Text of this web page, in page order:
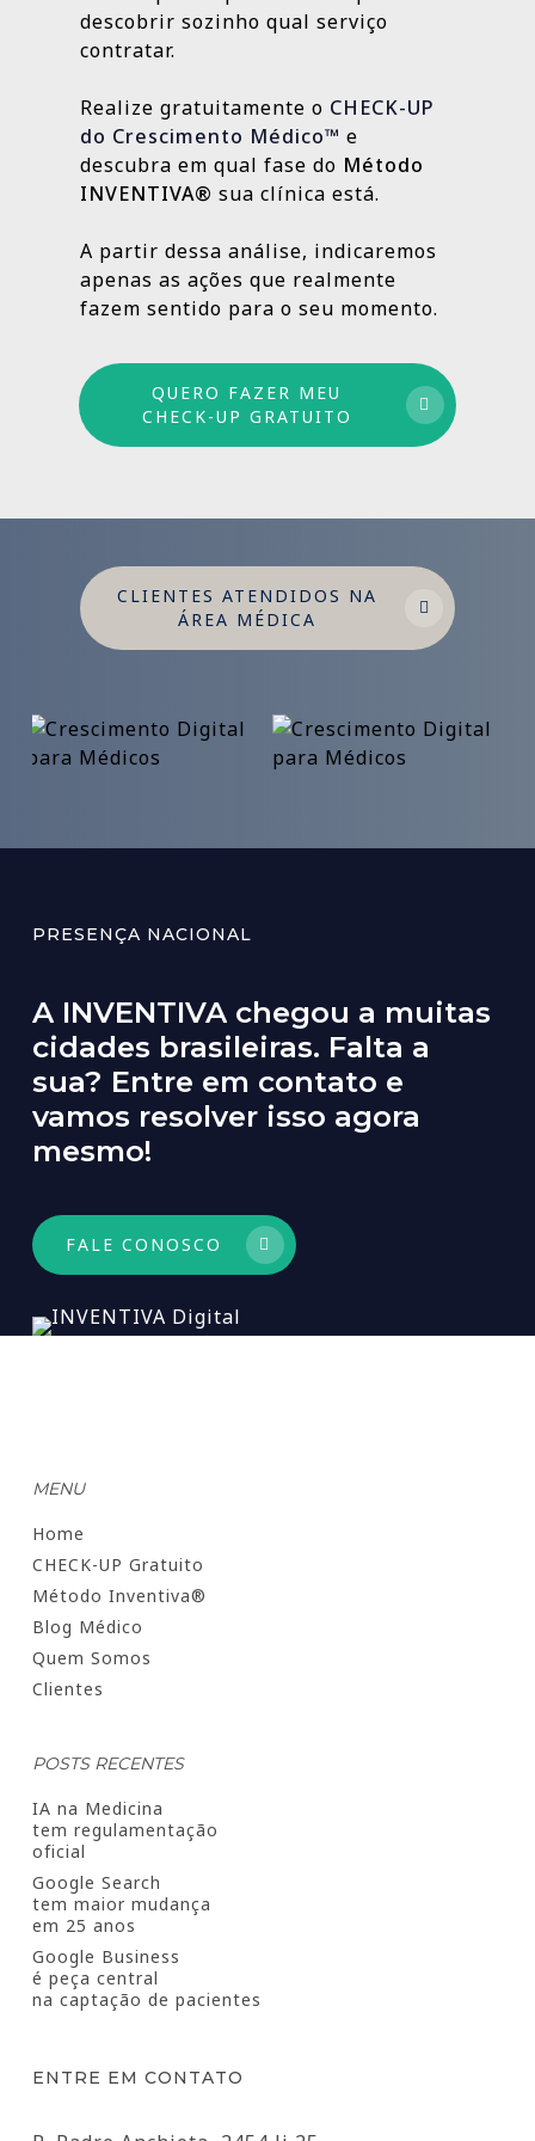
Fazer meu CHECK-UP Gratuito
resultados e aprimorando o que ainda
pode crescer.
Outras, como SEO Médico, Gestão do Blog e
construção de autoridade digital, são
resultados sólidos e duradouros ao longo
do tempo.
Por isso trabalhamos com um método
médio e longo prazo para garantir
crescimento sustentável.
descobrir sozinho qual serviço
contratar.
Realize gratuitamente o CHECK-UP
do Crescimento Médico™ e
descubra em qual fase do Método
INVENTIVA® sua clínica está.
A partir dessa análise, indicaremos
apenas as ações que realmente
fazem sentido para o seu momento.
QUERO FAZER MEU
CHECK-UP GRATUITO
CLIENTES ATENDIDOS NA
ÁREA MÉDICA
PRESENÇA NACIONAL
A INVENTIVA chegou a muitas
cidades brasileiras. Falta a
sua? Entre em contato e
vamos resolver isso agora
mesmo!
FALE CONOSCO
MENU
Home
CHECK-UP Gratuito
Método Inventiva®
Blog Médico
Quem Somos
Clientes
POSTS RECENTES
IA na Medicina
tem regulamentação
oficial
Google Search
tem maior mudança
em 25 anos
Google Business
é peça central
na captação de pacientes
ENTRE EM CONTATO